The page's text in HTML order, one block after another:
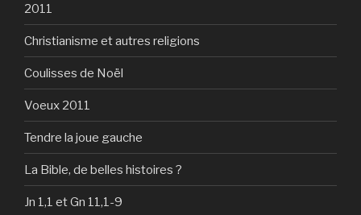
2011
Christianisme et autres religions
Coulisses de Noël
Voeux 2011
Tendre la joue gauche
La Bible, de belles histoires ?
Jn 1,1 et Gn 11,1-9